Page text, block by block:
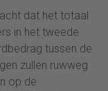
dat het totaal
in het tweede
tussen de
zullen ruwweg
op de